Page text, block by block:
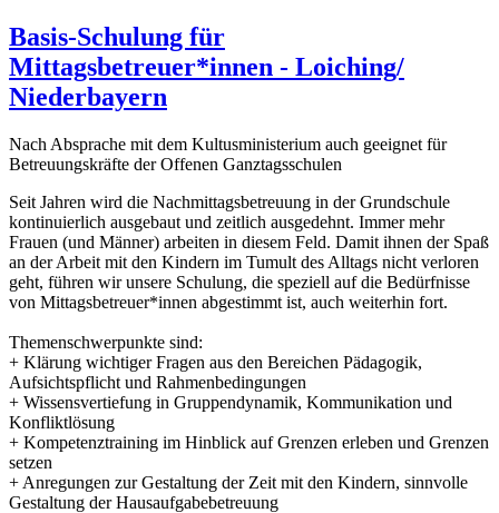
Basis-Schulung für
Mittagsbetreuer*innen - Loiching/
Niederbayern
Nach Absprache mit dem Kultusministerium auch geeignet für
Betreuungskräfte der Offenen Ganztagsschulen
Seit Jahren wird die Nachmittagsbetreuung in der Grundschule
kontinuierlich ausgebaut und zeitlich ausgedehnt. Immer mehr
Frauen (und Männer) arbeiten in diesem Feld. Damit ihnen der Spaß
an der Arbeit mit den Kindern im Tumult des Alltags nicht verloren
geht, führen wir unsere Schulung, die speziell auf die Bedürfnisse
von Mittagsbetreuer*innen abgestimmt ist, auch weiterhin fort.
Themenschwerpunkte sind:
+ Klärung wichtiger Fragen aus den Bereichen Pädagogik,
Aufsichtspflicht und Rahmenbedingungen
+ Wissensvertiefung in Gruppendynamik, Kommunikation und
Konfliktlösung
+ Kompetenztraining im Hinblick auf Grenzen erleben und Grenzen
setzen
+ Anregungen zur Gestaltung der Zeit mit den Kindern, sinnvolle
Gestaltung der Hausaufgabebetreuung